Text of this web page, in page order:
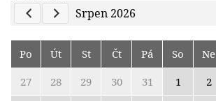
Previous Calendar
Next Calendar
Srpen 2026
Po Út St Čt Pá So
Ne
27
28 29 30 31 1
2